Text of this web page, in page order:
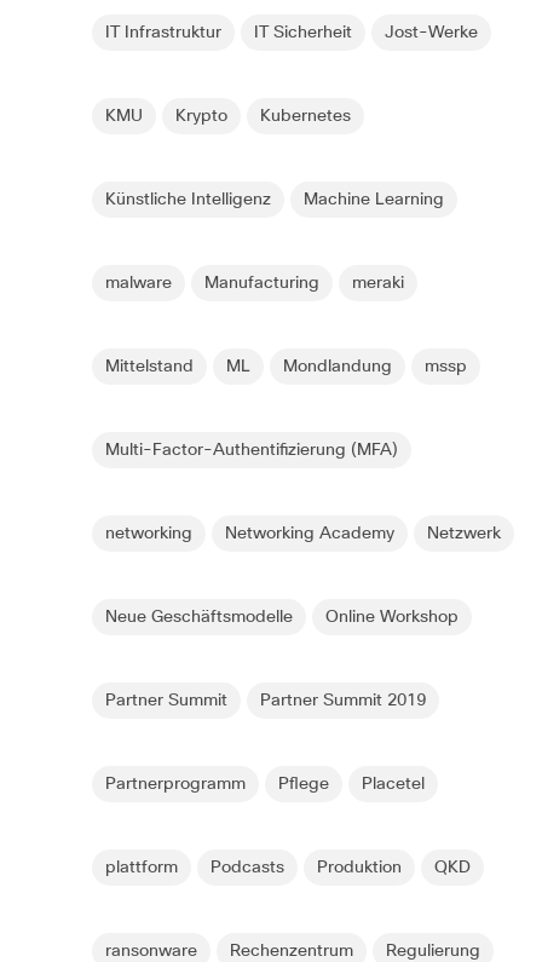
IT Infrastruktur IT Sicherheit Jost-Werke
KMU Krypto Kubernetes
Künstliche Intelligenz Machine Learning
malware Manufacturing meraki
Mittelstand ML Mondlandung mssp
Multi-Factor-Authentifizierung (MFA)
networking Networking Academy Netzwerk
Neue Geschäftsmodelle Online Workshop
Partner Summit Partner Summit 2019
Partnerprogramm Pflege Placetel
plattform Podcasts Produktion QKD
ransonware Rechenzentrum Regulierung